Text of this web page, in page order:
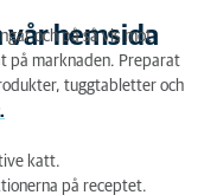
hemsida
och på så vis mot
på marknaden. Preparat
tuggtabletter och
katt.
på receptet.